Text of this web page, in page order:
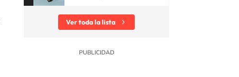
Ver toda la lista